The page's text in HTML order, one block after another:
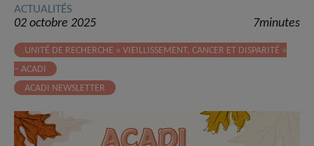
ACTUALITÉS
02 octobre 2025 7minutes
UNITÉ DE RECHERCHE « VIEILLISSEMENT, CANCER ET DISPARITÉ »
– ACADI
ACADI NEWSLETTER